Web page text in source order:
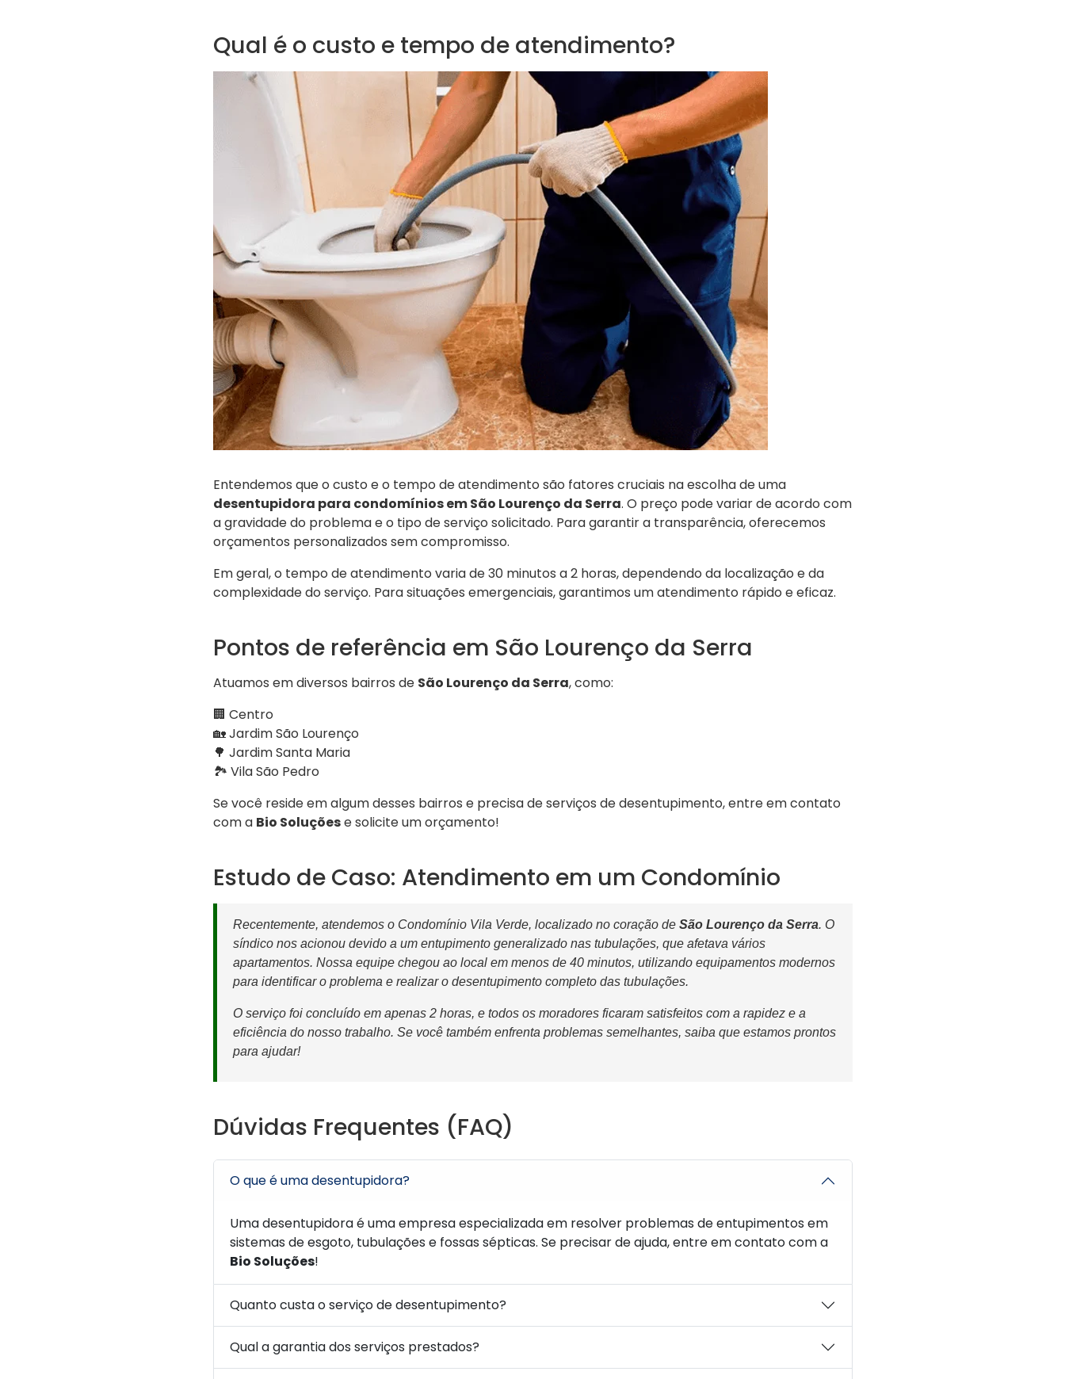
Qual é o custo e tempo de atendimento?
Entendemos que o custo e o tempo de atendimento são fatores cruciais na escolha de uma
desentupidora para condomínios em São Lourenço da Serra. O preço pode variar de acordo com
a gravidade do problema e o tipo de serviço solicitado. Para garantir a transparência, oferecemos
orçamentos personalizados sem compromisso.
Em geral, o tempo de atendimento varia de 30 minutos a 2 horas, dependendo da localização e da
complexidade do serviço. Para situações emergenciais, garantimos um atendimento rápido e eficaz.
Pontos de referência em São Lourenço da Serra
Atuamos em diversos bairros de São Lourenço da Serra, como:
🏢 Centro
🏡 Jardim São Lourenço
🌳 Jardim Santa Maria
🏞️ Vila São Pedro
Se você reside em algum desses bairros e precisa de serviços de desentupimento, entre em contato
com a Bio Soluçõese solicite um orçamento!
Estudo de Caso: Atendimento em um Condomínio
Recentemente, atendemos o Condomínio Vila Verde, localizado no coração de São Lourenço da Serra. O
síndico nos acionou devido a um entupimento generalizado nas tubulações, que afetava vários
apartamentos. Nossa equipe chegou ao local em menos de 40 minutos, utilizando equipamentos modernos
para identificar o problema e realizar o desentupimento completo das tubulações.
O serviço foi concluído em apenas 2 horas, e todos os moradores ficaram satisfeitos com a rapidez e a
eficiência do nosso trabalho. Se você também enfrenta problemas semelhantes, saiba que estamos prontos
para ajudar!
Dúvidas Frequentes (FAQ)
O que é uma desentupidora?
Uma desentupidora é uma empresa especializada em resolver problemas de entupimentos em
sistemas de esgoto, tubulações e fossas sépticas. Se precisar de ajuda, entre em contato com a
Bio Soluções!
Quanto custa o serviço de desentupimento?
Qual a garantia dos serviços prestados?